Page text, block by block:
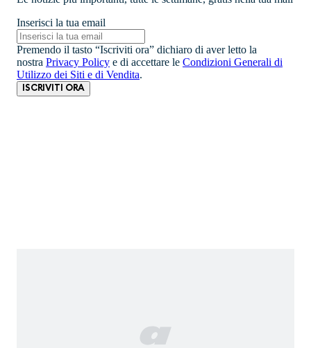
Inserisci la tua email
Premendo il tasto “Iscriviti ora” dichiaro di aver letto la
nostra Privacy Policy e di accettare le Condizioni Generali di
Utilizzo dei Siti e di Vendita.
ISCRIVITI ORA